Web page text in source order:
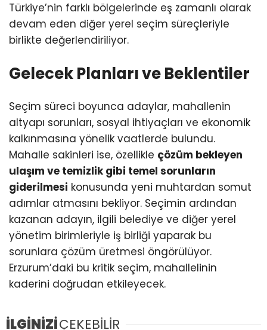
Türkiye’nin farklı bölgelerinde eş zamanlı olarak
devam eden diğer yerel seçim süreçleriyle
birlikte değerlendiriliyor.
Gelecek Planları ve Beklentiler
Seçim süreci boyunca adaylar, mahallenin
altyapı sorunları, sosyal ihtiyaçları ve ekonomik
kalkınmasına yönelik vaatlerde bulundu.
Mahalle sakinleri ise, özellikle çözüm bekleyen
ulaşım ve temizlik gibi temel sorunların
giderilmesi konusunda yeni muhtardan somut
adımlar atmasını bekliyor. Seçimin ardından
kazanan adayın, ilgili belediye ve diğer yerel
yönetim birimleriyle iş birliği yaparak bu
sorunlara çözüm üretmesi öngörülüyor.
Erzurum’daki bu kritik seçim, mahallelinin
kaderini doğrudan etkileyecek.
İLGİNİZİÇEKEBİLİR